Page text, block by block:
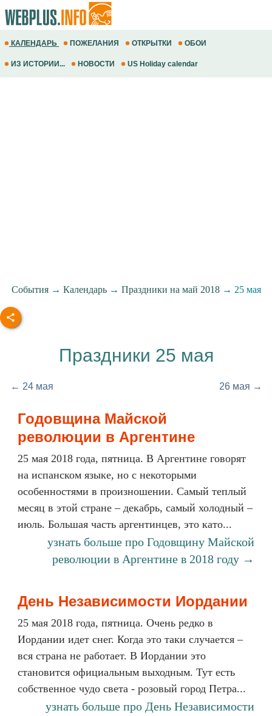
КАЛЕНДАРЬ ПОЖЕЛАНИЯ ОТКРЫТКИ ОБОИ
ИЗ ИСТОРИИ... НОВОСТИ US Holiday calendar
События→ Календарь→ Праздники на май 2018→ 25 мая
Праздники 25 мая
← 24 мая 26 мая →
Годовщина Майской
революции в Аргентине
25 мая 2018 года, пятница. В Аргентине говорят
на испанском языке, но с некоторыми
особенностями в произношении. Самый теплый
месяц в этой стране – декабрь, самый холодный –
июль. Большая часть аргентинцев, это като...
узнать больше про Годовщину Майской
революции в Аргентине в 2018 году →
День Независимости Иордании
25 мая 2018 года, пятница. Очень редко в
Иордании идет снег. Когда это таки случается –
вся страна не работает. В Иордании это
становится официальным выходным. Тут есть
собственное чудо света - розовый город Петра...
узнать больше про День Независимости